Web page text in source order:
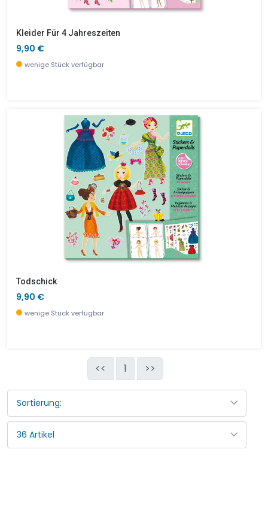
Kleider Für 4 Jahreszeiten
9,90 €
wenige Stück verfügbar
Todschick
9,90 €
wenige Stück verfügbar
<< 1 >>